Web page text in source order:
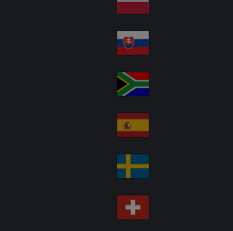
ala
nd
ay
Pol
an
d
Slo
va
kia
So
uth
Af
ric
a
Sp
ain
Sw
ed